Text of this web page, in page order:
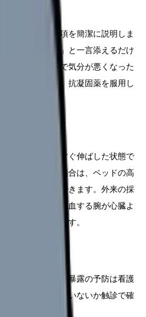
2分）、注意事項を簡潔に説明しま
終わりますね」と一言添えるだけ
。過去に採血で気分が悪くなった
ギーがないか、抗凝固薬を服用し
。
い、腕をまっすぐ伸ばした状態で
ッドサイドの場合は、ベッドの高
無理なく穿刺できます。外来の採
が重要です。採血する腕が心臓よ
しやすくなります。
着します。血液暴露の予防は看護
袋に穴が開いていないか触診で確